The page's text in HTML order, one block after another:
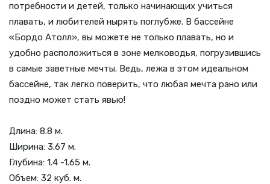
потребности и детей, только начинающих учиться
плавать, и любителей нырять поглубже. В бассейне
«Бордо Атолл», вы можете не только плавать, но и
удобно расположиться в зоне мелководья, погрузившись
в самые заветные мечты. Ведь, лежа в этом идеальном
бассейне, так легко поверить, что любая мечта рано или
поздно может стать явью!
Длина: 8.8 м.
Ширина: 3.67 м.
Глубина: 1.4 -1.65 м.
Объем: 32 куб. м.